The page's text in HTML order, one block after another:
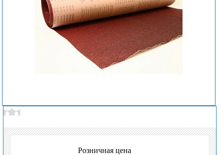
Розничная цена